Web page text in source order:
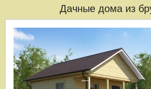
Дачные дома из